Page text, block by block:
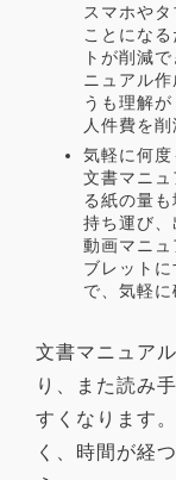
スマホや
ことにな
トが削減
ニュアル
うも理解
人件費を
気軽に何度
文書マニ
る紙の量
持ち運び
動画マニ
ブレット
で、気軽に
文書マニュア
り、また読み
すくなります
く、時間が経